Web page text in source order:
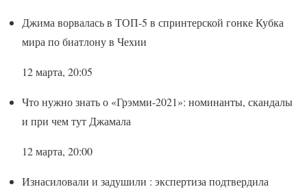
Джима ворвалась в ТОП-5 в спринтерской гонке Кубка
мира по биатлону в Чехии
12 марта, 20:05
Что нужно знать о «Грэмми-2021»: номинанты, скандалы
и при чем тут Джамала
12 марта, 20:00
Изнасиловали и задушили : экспертиза подтвердила